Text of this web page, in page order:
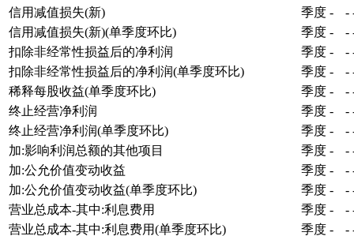
信用减值损失(新)
季度 - -
信用减值损失(新)(单季度环比)
季度 - -
扣除非经常性损益后的净利润
季度 - -
扣除非经常性损益后的净利润(单季度环比)
季度 - -
稀释每股收益(单季度环比)
季度 - -
终止经营净利润
季度 - -
终止经营净利润(单季度环比)
季度 - -
加:影响利润总额的其他项目
季度 - -
加:公允价值变动收益
季度 - -
加:公允价值变动收益(单季度环比)
季度 - -
营业总成本-其中:利息费用
季度 - -
营业总成本-其中:利息费用(单季度环比)
季度 - -